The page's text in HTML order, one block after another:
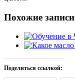
Похожие записи
Поделиться ссылкой: